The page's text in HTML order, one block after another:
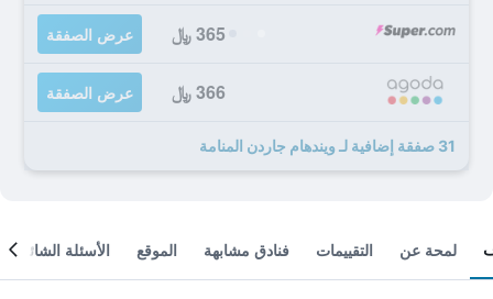
365 ﷼ عرض الصفقة
366 ﷼ عرض الصفقة
31 صفقة إضافية لـ ويندهام جاردن المنامة
لمحة عن التقييمات فنادق مشابهة الموقع الأسئلة الشائعة